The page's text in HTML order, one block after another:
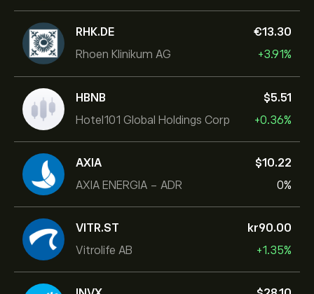
RHK.DE
Rhoen Klinikum AG
‎€‎13.30
+3.91%
HBNB
Hotel101 Global Holdings Corp
‎$‎5.51
+0.36%
AXIA
AXIA ENERGIA - ADR
‎$‎10.22
0%
VITR.ST
Vitrolife AB
‎kr‎90.00
+1.35%